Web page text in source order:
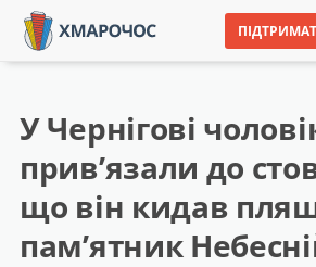
У Чернігові
прив’язали до
що він кидав
пам’ятник